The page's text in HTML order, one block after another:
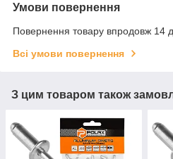
Умови повернення
Повернення товару впродовж 14
Всі умови повернення
З цим товаром також